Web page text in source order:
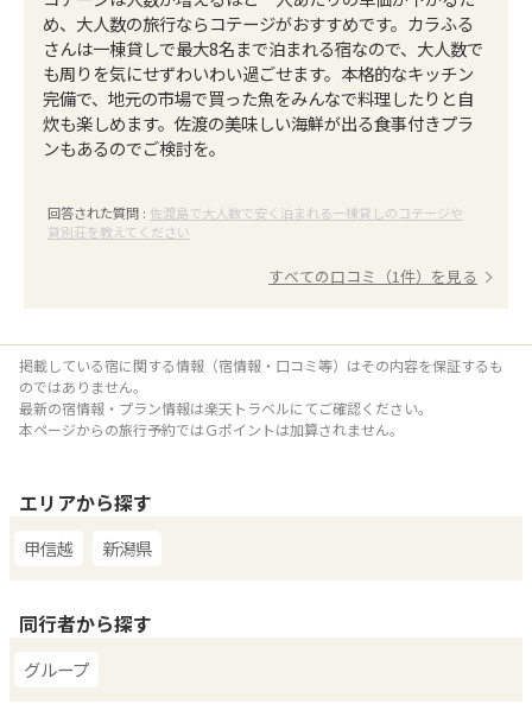
め、大人数の旅行ならコテージがおすすめです。カラふる
さんは一棟貸しで最大8名まで泊まれる宿なので、大人数で
も周りを気にせずわいわい過ごせます。本格的なキッチン
完備で、地元の市場で買った魚をみんなで料理したりと自
炊も楽しめます。佐渡の美味しい海鮮が出る食事付きプラ
ンもあるのでご検討を。
回答された質問 : 佐渡島で大人数で安く泊まれる一棟貸しのコテージや
貸別荘を教えてください
すべての口コミ（1件）を見る
掲載している宿に関する情報（宿情報・口コミ等）はその内容を保証するも
のではありません。
最新の宿情報・プラン情報は楽天トラベルにてご確認ください。
本ページからの旅行予約ではＧポイントは加算されません。
エリアから探す
甲信越 新潟県
同行者から探す
グループ